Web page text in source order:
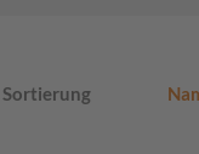
Sortierung